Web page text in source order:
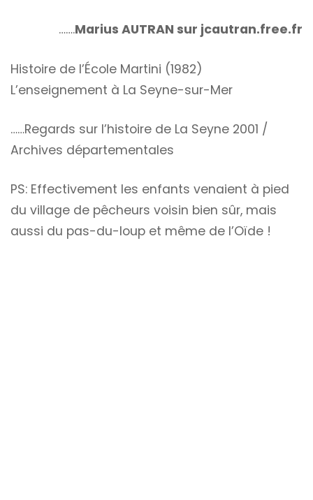
…….Marius AUTRAN sur jcautran.free.fr
Histoire de l’École Martini (1982)
L’enseignement à La Seyne-sur-Mer
……Regards sur l’histoire de La Seyne 2001 /
Archives départementales
PS: Effectivement les enfants venaient à pied
du village de pêcheurs voisin bien sûr, mais
aussi du pas-du-loup et même de l’Oïde !